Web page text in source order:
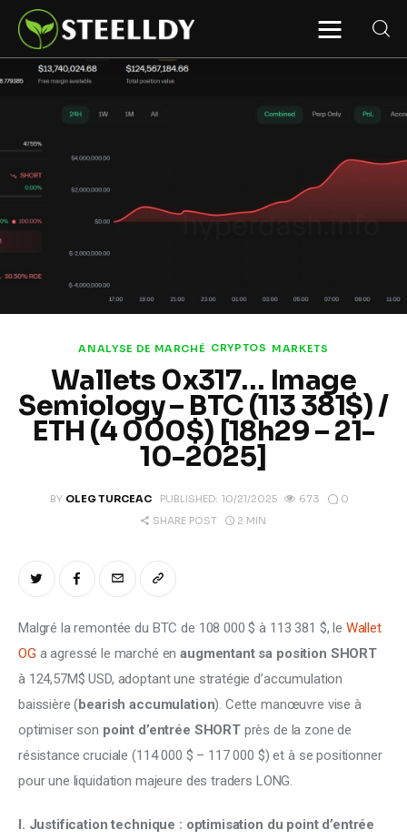
STEELLDY
Through Steelldy consulting company, I
assist companies, fintechs, and
Economic and financial statistical
platform). Analysis of the transition to
metals, oil, dollars, euros, yuan, yen,
rubles, CBDC, BISIH, mBridge, Unified
Ledger, BRICS, and global regulations.
structuring of blockchain-based
decentralized autonomous
organizations (DAO), MiCA
robotics, smart cities, and ESG
Climate
Markets
Reports
ANALYSE DE MARCHÉ CRYPTOS MARKETS
Wallets 0x317… Image
Semiology – BTC (113 381$) /
ETH (4 000$) [18h29 – 21-
10-2025]
BY OLEG TURCEAC PUBLISHED: 10/21/2025 673
0
SHARE POST
2 MIN
Malgré la remontée du BTC de 108 000 $ à 113 381 $, le Wallet
OG a agressé le marché en augmentant sa position SHORT
à 124,57M$ USD, adoptant une stratégie d’accumulation
baissière (bearish accumulation). Cette manœuvre vise à
optimiser son point d’entrée SHORT près de la zone de
résistance cruciale (114 000 $ – 117 000 $) et à se positionner
pour une liquidation majeure des traders LONG.
I. Justification technique : optimisation du point d’entrée